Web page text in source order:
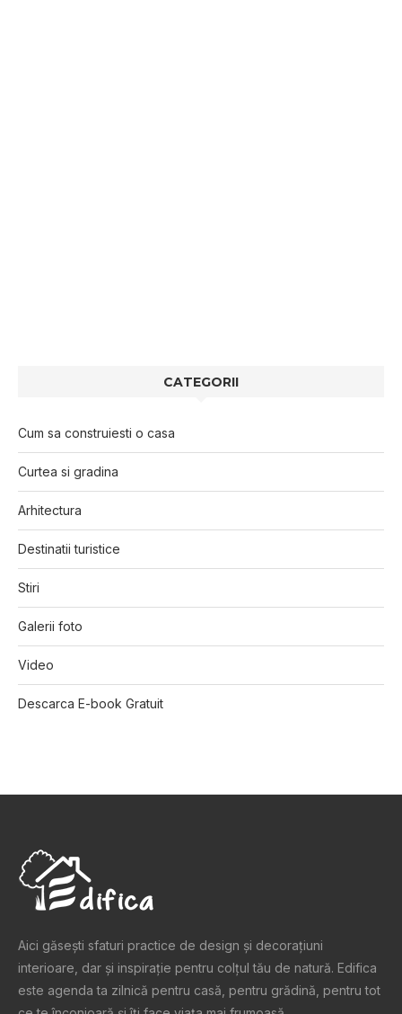
CATEGORII
Cum sa construiesti o casa
Curtea si gradina
Arhitectura
Destinatii turistice
Stiri
Galerii foto
Video
Descarca E-book Gratuit
Aici găsești sfaturi practice de design şi decoraţiuni
interioare, dar și inspiraţie pentru colţul tău de natură. Edifica
este agenda ta zilnică pentru casă, pentru grădină, pentru tot